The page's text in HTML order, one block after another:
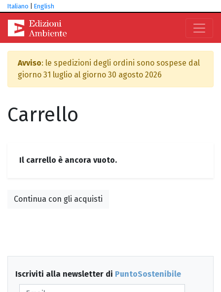
Italiano English
Avviso: le spedizioni degli ordini sono sospese dal
giorno 31 luglio al giorno 30 agosto 2026
Carrello
Il carrello è ancora vuoto.
Continua con gli acquisti
Iscriviti alla newsletter di PuntoSostenibile